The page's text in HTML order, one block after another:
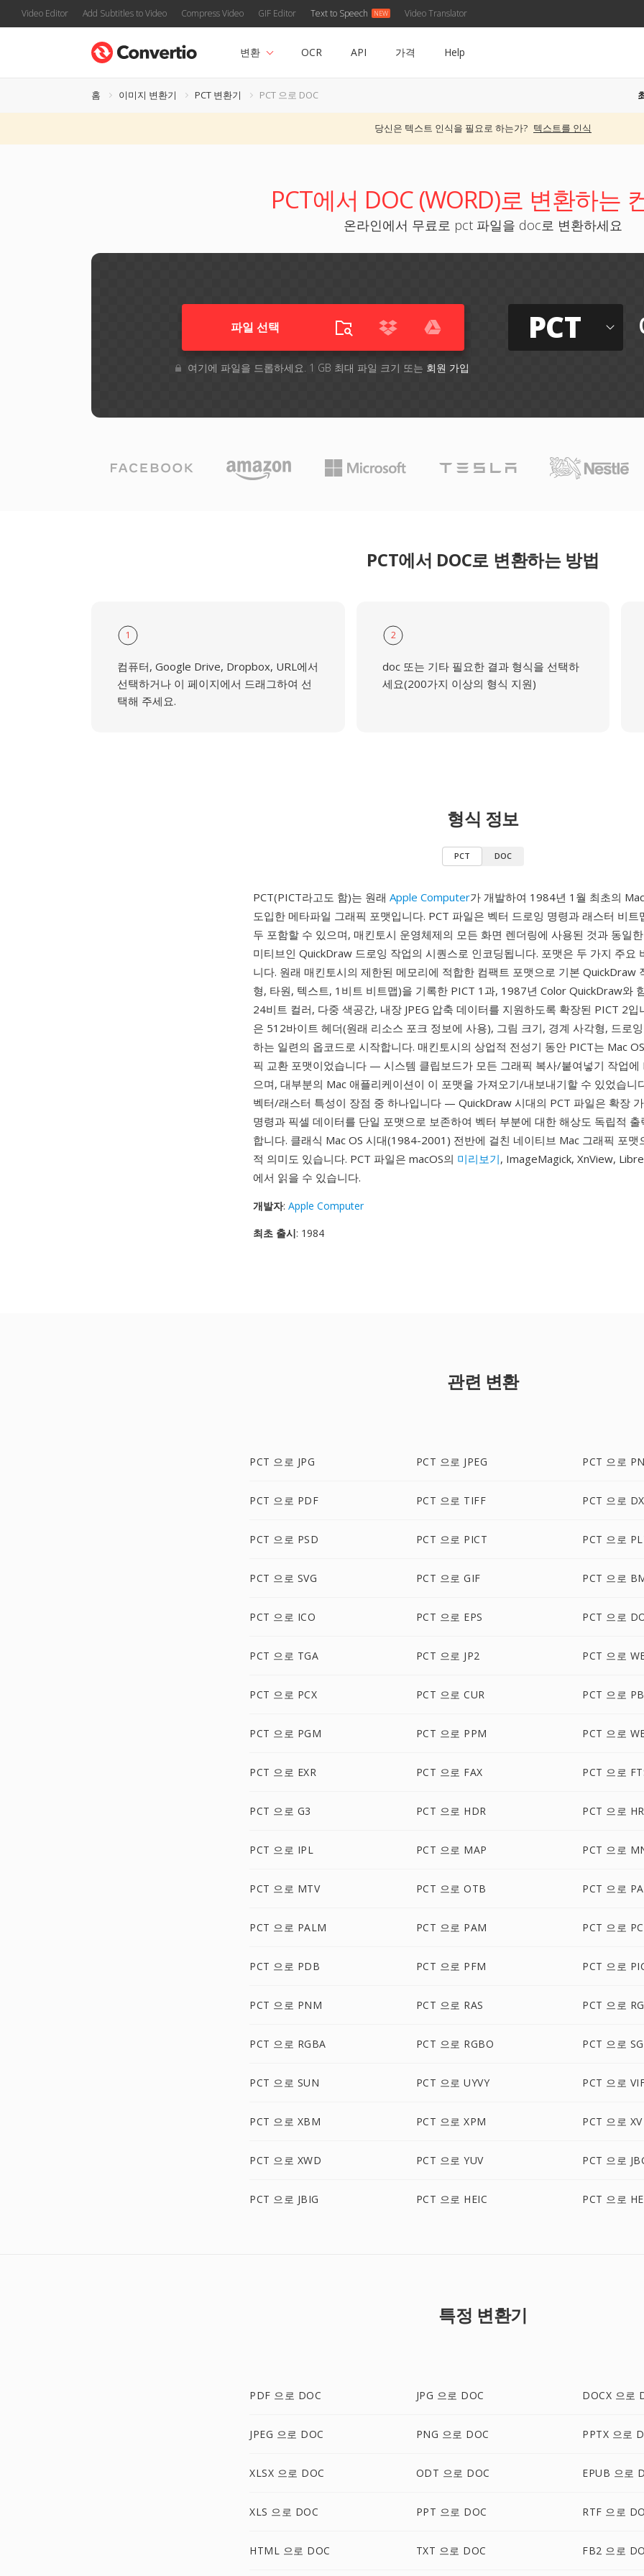
Video Editor Add Subtitles to Video Compress Video GIF Editor Text to Speech Video Translator
변환 OCR API 가격 Help
홈 이미지 변환기 PCT 변환기 PCT 으로 DOC
당신은 텍스트 인식을 필요로 하는가? 텍스트를 인식
PCT에서 DOC (WORD)로 변환하는
온라인에서 무료로 pct 파일을 doc로 변환하세요
파일 선택
여기에 파일을 드롭하세요. 1 GB 최대 파일 크기 또는 회원 가입
PCT
PCT에서 DOC로 변환하는 방법
1
컴퓨터, Google Drive, Dropbox, URL에서
선택하거나 이 페이지에서 드래그하여 선
택해 주세요.
2
doc 또는 기타 필요한 결과 형식을 선택하
세요(200가지 이상의 형식 지원)
형식 정보
PCT DOC
PCT(PICT라고도 함)는 원래 Apple Computer가 개발하여 1984년 1월 최초의
도입한 메타파일 그래픽 포맷입니다. PCT 파일은 벡터 드로잉 명령과 래스터 비트
두 포함할 수 있으며, 매킨토시 운영체제의 모든 화면 렌더링에 사용된 것과 동일
미티브인 QuickDraw 드로잉 작업의 시퀀스로 인코딩됩니다. 포맷은 두 가지 주요
니다. 원래 매킨토시의 제한된 메모리에 적합한 컴팩트 포맷으로 기본 QuickDraw
형, 타원, 텍스트, 1비트 비트맵)을 기록한 PICT 1과, 1987년 Color QuickDraw와
24비트 컬러, 다중 색공간, 내장 JPEG 압축 데이터를 지원하도록 확장된 PICT 2입
은 512바이트 헤더(원래 리소스 포크 정보에 사용), 그림 크기, 경계 사각형, 드로
하는 일련의 옵코드로 시작합니다. 매킨토시의 상업적 전성기 동안 PICT는 Mac
픽 교환 포맷이었습니다 — 시스템 클립보드가 모든 그래픽 복사/붙여넣기 작업에
으며, 대부분의 Mac 애플리케이션이 이 포맷을 가져오기/내보내기할 수 있었습니
벡터/래스터 특성이 장점 중 하나입니다 — QuickDraw 시대의 PCT 파일은 확장
명령과 픽셀 데이터를 단일 포맷으로 보존하여 벡터 부분에 대한 해상도 독립적 출
합니다. 클래식 Mac OS 시대(1984-2001) 전반에 걸친 네이티브 Mac 그래픽 포맷
적 의미도 있습니다. PCT 파일은 macOS의 미리보기, ImageMagick, XnView,
에서 읽을 수 있습니다.
개발자: Apple Computer
최초 출시: 1984
관련 변환
PCT 으로 JPG PCT 으로 JPEG PCT 으로
PCT 으로 PDF PCT 으로 TIFF PCT 으로
PCT 으로 PSD PCT 으로 PICT PCT 으로
PCT 으로 SVG PCT 으로 GIF PCT 으로
PCT 으로 ICO PCT 으로 EPS PCT 으로
PCT 으로 TGA PCT 으로 JP2 PCT 으로
PCT 으로 PCX PCT 으로 CUR PCT 으로
PCT 으로 PGM PCT 으로 PPM PCT 으로
PCT 으로 EXR PCT 으로 FAX PCT 으로
PCT 으로 G3 PCT 으로 HDR PCT 으로
PCT 으로 IPL PCT 으로 MAP PCT 으로
PCT 으로 MTV PCT 으로 OTB PCT 으로
PCT 으로 PALM PCT 으로 PAM PCT 으로
PCT 으로 PDB PCT 으로 PFM PCT 으로
PCT 으로 PNM PCT 으로 RAS PCT 으로
PCT 으로 RGBA PCT 으로 RGBO PCT 으로
PCT 으로 SUN PCT 으로 UYVY PCT 으로
PCT 으로 XBM PCT 으로 XPM PCT 으로 XV
PCT 으로 XWD PCT 으로 YUV PCT 으로
PCT 으로 JBIG PCT 으로 HEIC PCT 으로
특정 변환기
PDF 으로 DOC JPG 으로 DOC DOCX 으로
JPEG 으로 DOC PNG 으로 DOC PPTX 으로
XLSX 으로 DOC ODT 으로 DOC EPUB 으로
XLS 으로 DOC PPT 으로 DOC RTF 으로
HTML 으로 DOC TXT 으로 DOC FB2 으로